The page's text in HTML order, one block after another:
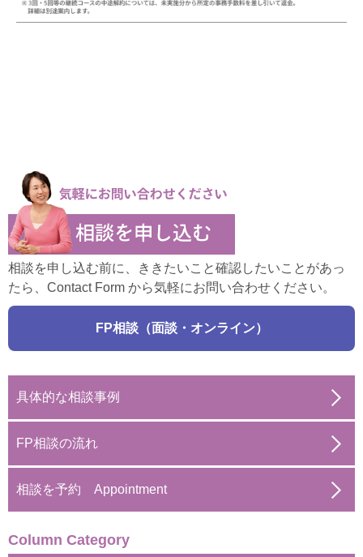
相談を申し込む前に、ききたいこと確認したいことがあっ
たら、Contact Form から気軽にお問い合わせください。
FP相談（面談・オンライン）
具体的な相談事例
FP相談の流れ
相談を予約 Appointment
Column Category